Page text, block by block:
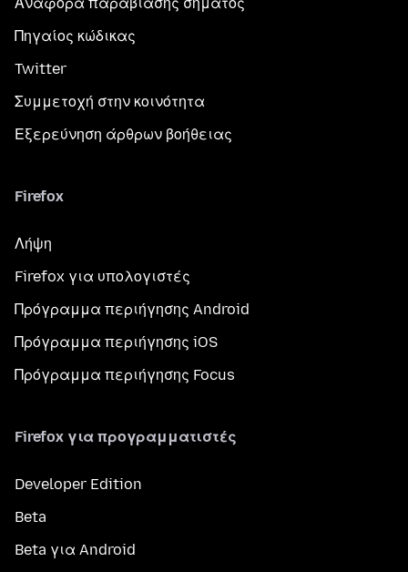
Αναφορά παραβίασης σήματος
Πηγαίος κώδικας
Twitter
Συμμετοχή στην κοινότητα
Εξερεύνηση άρθρων βοήθειας
Firefox
Λήψη
Firefox για υπολογιστές
Πρόγραμμα περιήγησης Android
Πρόγραμμα περιήγησης iOS
Πρόγραμμα περιήγησης Focus
Firefox για προγραμματιστές
Developer Edition
Beta
Beta για Android